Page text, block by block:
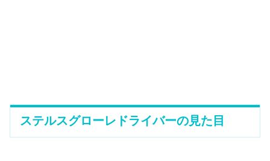
ステルスグローレドライバーの見た目